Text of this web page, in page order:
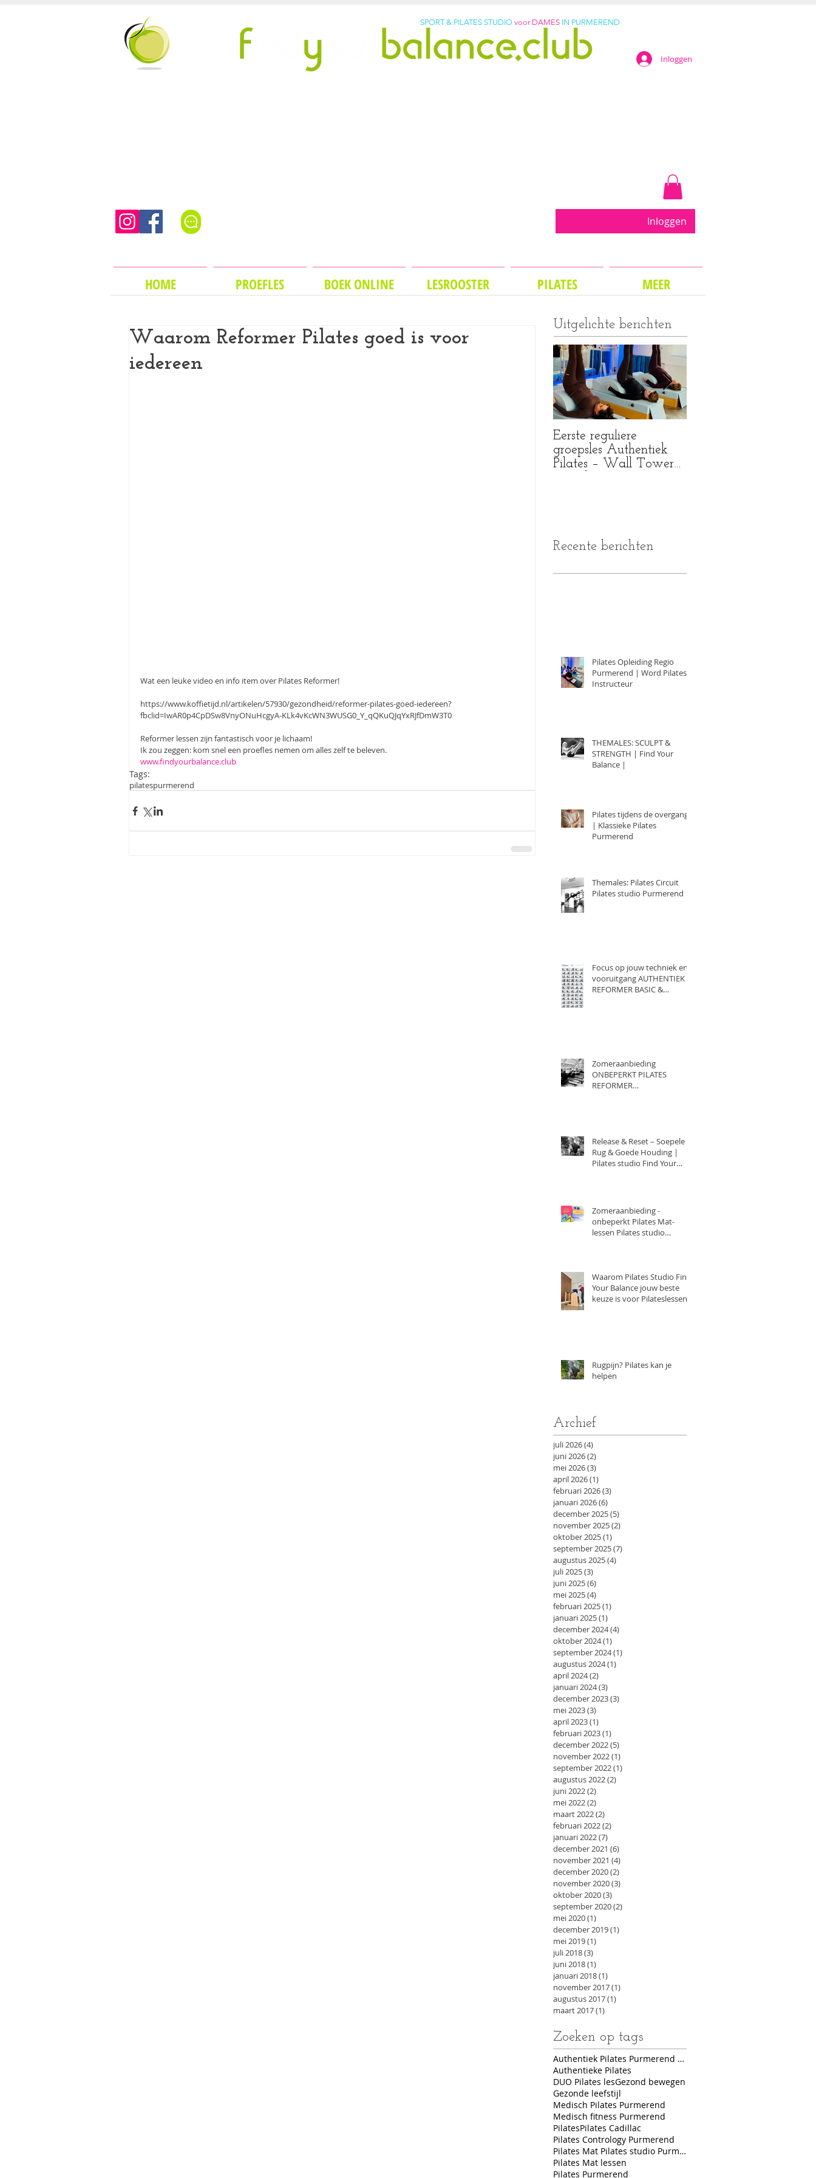
SPORT & PILATES STUDIO voor DAMES IN PURMEREND
Inloggen
Inloggen
HOME PROEFLES BOEK ONLINE LESROOSTER PILATES MEER
Waarom Reformer Pilates goed is voor
iedereen
Wat een leuke video en info item over Pilates Reformer!
https://www.koffietijd.nl/artikelen/57930/gezondheid/reformer-pilates-goed-iedereen?
fbclid=IwAR0p4CpDSw8VnyONuHcgyA-KLk4vKcWN3WUSG0_Y_qQKuQJqYxRJfDmW3T0
Reformer lessen zijn fantastisch voor je lichaam!
Ik zou zeggen: kom snel een proefles nemen om alles zelf te beleven.
www.findyourbalance.club
Tags:
pilatespurmerend
Uitgelichte berichten
Eerste reguliere
groepsles Authentiek
Pilates – Wall Tower
Recente berichten
Pilates Opleiding Regio
Purmerend | Word Pilates
Instructeur
THEMALES: SCULPT &
STRENGTH | Find Your
Balance |
Pilates tijdens de overgang
| Klassieke Pilates
Purmerend
Themales: Pilates Circuit
Pilates studio Purmerend
Focus op jouw techniek en
vooruitgang AUTHENTIEK
REFORMER BASIC &
Zomeraanbieding
ONBEPERKT PILATES
REFORMER
Release & Reset – Soepele
Rug & Goede Houding |
Pilates studio Find Your
Zomeraanbieding -
onbeperkt Pilates Mat-
lessen Pilates studio
Waarom Pilates Studio Find
Your Balance jouw beste
keuze is voor Pilateslessen
Rugpijn? Pilates kan je
helpen
Archief
juli 2026(4)
juni 2026(2)
mei 2026(3)
april 2026(1)
februari 2026(3)
januari 2026(6)
december 2025(5)
november 2025(2)
oktober 2025(1)
september 2025(7)
augustus 2025(4)
juli 2025(3)
juni 2025(6)
mei 2025(4)
februari 2025(1)
januari 2025(1)
december 2024(4)
oktober 2024(1)
september 2024(1)
augustus 2024(1)
april 2024(2)
januari 2024(3)
december 2023(3)
mei 2023(3)
april 2023(1)
februari 2023(1)
december 2022(5)
november 2022(1)
september 2022(1)
augustus 2022(2)
juni 2022(2)
mei 2022(2)
maart 2022(2)
februari 2022(2)
januari 2022(7)
december 2021 (6)
november 2021 (4)
december 2020(2)
november 2020(3)
oktober 2020(3)
september 2020(2)
mei 2020(1)
december 2019(1)
mei 2019(1)
juli 2018(3)
juni 2018(1)
januari 2018(1)
november 2017(1)
augustus 2017(1)
maart 2017(1)
Zoeken op tags
Authentiek Pilates Purmerend Authentiek PIlates Nederland
Authentieke Pilates
DUO Pilates lesGezond bewegen
Gezonde leefstijl
Medisch Pilates Purmerend
Medisch fitness Purmerend
PilatesPilates Cadillac
Pilates Contrology Purmerend
Pilates Mat Pilates studio Purmerend
Pilates Mat lessen
Pilates Purmerend